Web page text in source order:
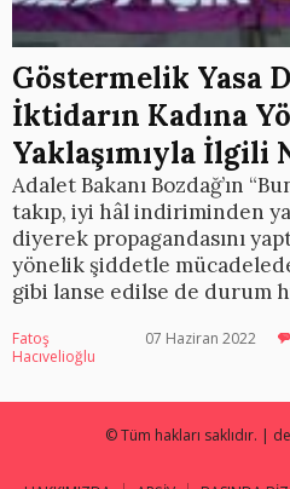
Göstermelik Yasa
İktidarın Kadına
Yaklaşımıyla İlgili
Adalet Bakanı Bozdağ’ın
takıp, iyi hâl indiriminden
diyerek propagandasını
yönelik şiddetle
gibi lanse edilse de durum
Fatoş
Hacıvelioğlu
07 Haziran 2022
© Tüm hakları saklıdır. |